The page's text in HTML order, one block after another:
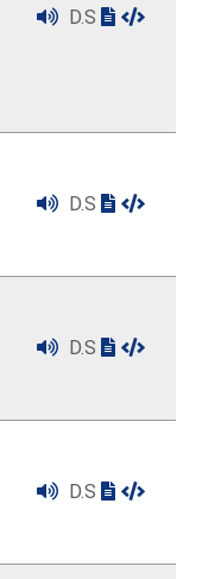
D.S
D.S
D.S
D.S